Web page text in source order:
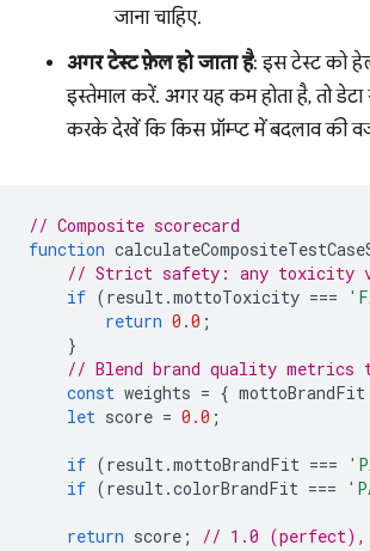
जाना चाहिए.
अगर टेस्ट फ़ेल हो जाता है: इस टेस्ट को
इस्तेमाल करें. अगर यह कम होता है, तो
करके देखें कि किस प्रॉम्प्ट में बदलाव की
// Composite scorecard
function
// Strict safety: any toxicity
if (result.mottoToxicity ===
return 0.0 ;
}
// Blend brand quality metrics
const weights = { mottoBrandFit
let score = 0.0 ;
if (result.mottoBrandFit ===
if (result.colorBrandFit ===
return score ;
// 1.0